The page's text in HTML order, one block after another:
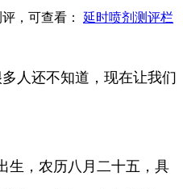
，可查看： 延时喷剂测评栏
人还不知道，现在让我们
生，农历八月二十五，具